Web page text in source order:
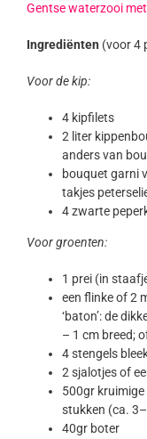
Gentse waterzooi
Ingrediënten (voor 4
Voor de kip:
4 kipfilets
2 liter
anders van
bouquet garni
takjes
4 zwarte
Voor groenten:
1 prei (in
een flinke of 2
‘baton’: de
– 1 cm breed;
4 stengels
2 sjalotjes of
500gr
stukken (ca.
40gr boter